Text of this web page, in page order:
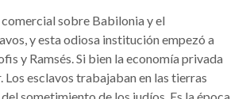
sobre Babilonia y el
y esta odiosa institución empezó a
y Ramsés. Si bien la economía privada
esclavos trabajaban en las tierras